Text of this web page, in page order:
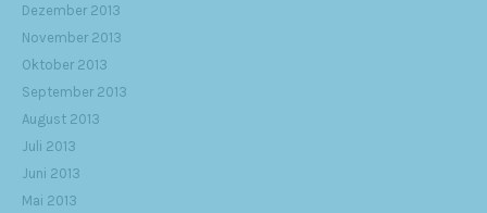
Dezember 2013
November 2013
Oktober 2013
September 2013
August 2013
Juli 2013
Juni 2013
Mai 2013